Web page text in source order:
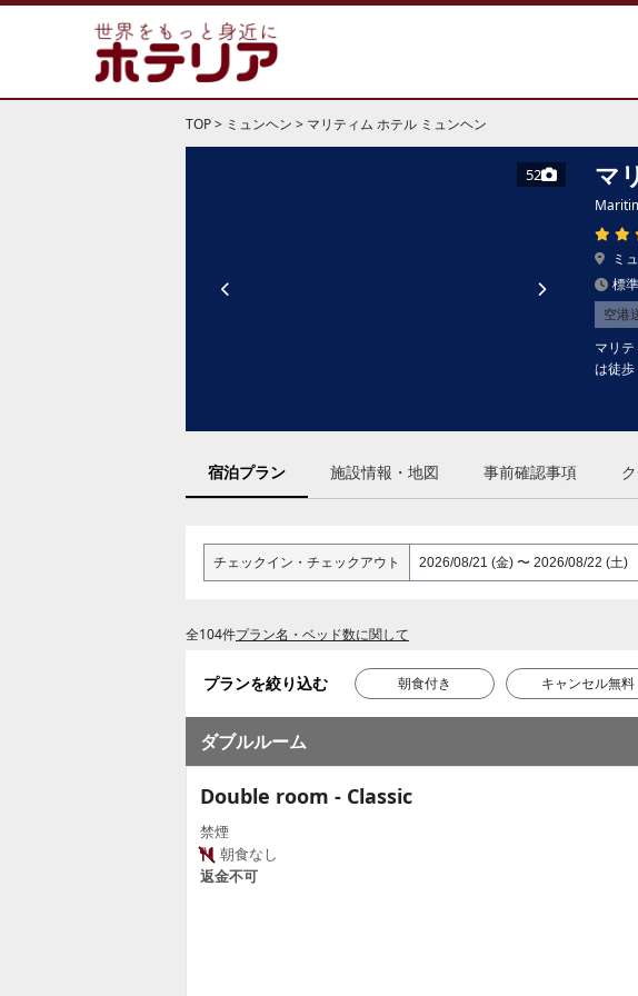
TOP> ミュンヘン > マリティム ホテル ミュンヘン
52 マ
ミ
標
空港
マリ
は徒歩
宿泊プラン 施設情報・地図 事前確認事項
チェックイン ・ チェックアウト
全104件プラン名・ベッド数に関して
プランを絞り込む 朝食付き キャンセル無料
ダブルルーム
Double room - Classic
禁煙
朝食なし
返金不可